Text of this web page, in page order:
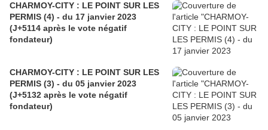
CHARMOY-CITY : LE POINT SUR LES
PERMIS (4) - du 17 janvier 2023
(J+5114 après le vote négatif
fondateur)
CHARMOY-CITY : LE POINT SUR LES
PERMIS (3) - du 05 janvier 2023
(J+5132 après le vote négatif
fondateur)